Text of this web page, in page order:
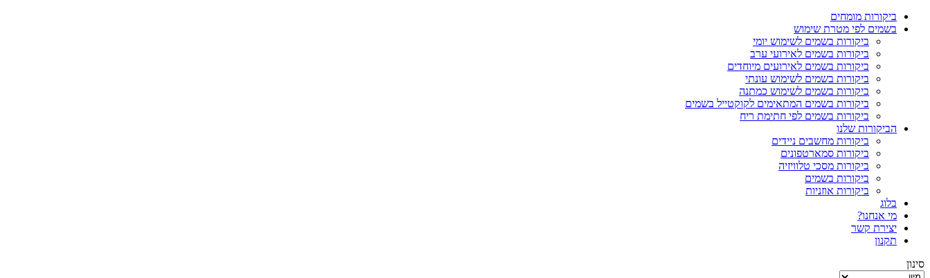
ביקורות מומחים
בשמים לפי מטרת שימוש
ביקורות בשמים לשימוש יומי
ביקורות בשמים לאירועי ערב
ביקורות בשמים לאירועים מיוחדים
ביקורות בשמים לשימוש עונתי
ביקורות בשמים לשימוש כמתנה
ביקורות בשמים המתאימים לקוקטייל בשמים
ביקורות בשמים לפי חתימת ריח
הביקורות שלנו
ביקורות מחשבים ניידים
ביקורות סמארטפונים
ביקורות מסכי טלוויזיה
ביקורות בשמים
ביקורות אוזניות
בלוג
מי אנחנו?
יצירת קשר
תקנון
סינון